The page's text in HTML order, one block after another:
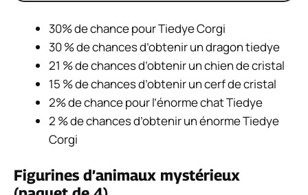
30% de chance pour Tiedye Corgi
30 % de chances d’obtenir un dragon tiedye
21 % de chances d’obtenir un chien de cristal
15 % de chances d’obtenir un cerf de cristal
2% de chance pour l’énorme chat Tiedye
2 % de chances d’obtenir un énorme Tiedye
Corgi
Figurines d’animaux mystérieux